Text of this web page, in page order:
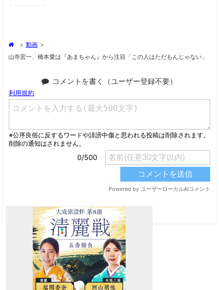
> 動画 >
山寺宏一、橋本愛は『あまちゃん』から注目「この人はただもんじゃない」
コメントを書く（ユーザー登録不要）